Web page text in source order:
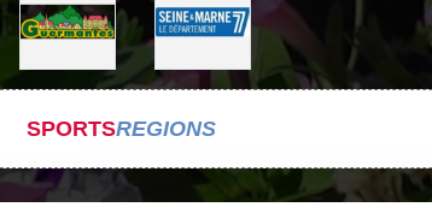
SPORTSREGIONS